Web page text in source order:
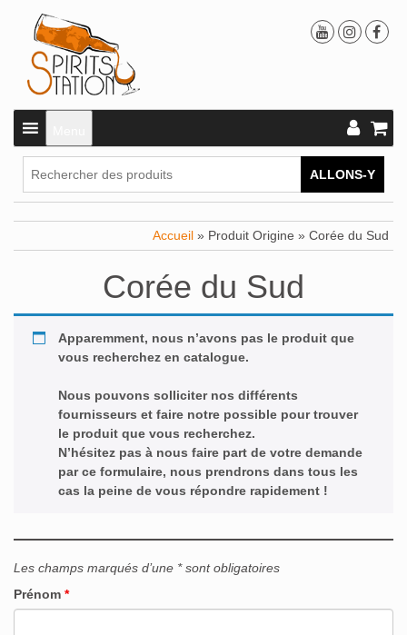
ALLONS-Y
Accueil » Produit Origine » Corée du Sud
Corée du Sud
Apparemment, nous n’avons pas le produit que
vous recherchez en catalogue.
Nous pouvons solliciter nos différents
fournisseurs et faire notre possible pour trouver
le produit que vous recherchez.
N’hésitez pas à nous faire part de votre demande
par ce formulaire, nous prendrons dans tous les
cas la peine de vous répondre rapidement !
Les champs marqués d’une * sont obligatoires
Prénom *